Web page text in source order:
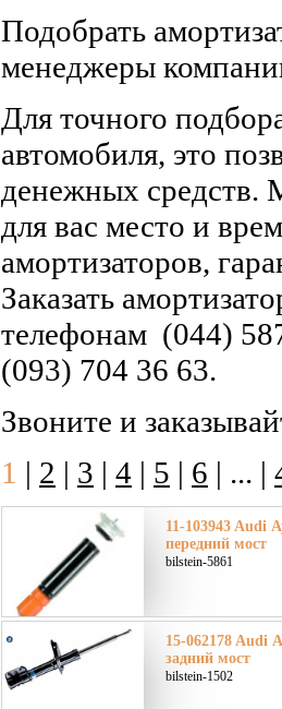
Подобрать
менеджеры
Для точного
автомобиля, это
денежных средств.
для вас место и
амортизаторов,
Заказать
телефонам (044)
(093) 704 36 63.
Звоните и
1 | 2 | 3 | 4 | 5 | 6 | ... |
11-103943 Audi
передний мост
bilstein-5861
15-062178 Audi
задний мост
bilstein-1502